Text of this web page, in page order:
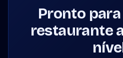
Pronto
restaurante